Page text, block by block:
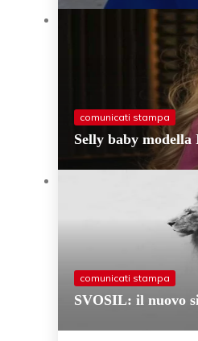
comunicati stampa
Selly baby modella
comunicati stampa
SVOSIL: il nuovo